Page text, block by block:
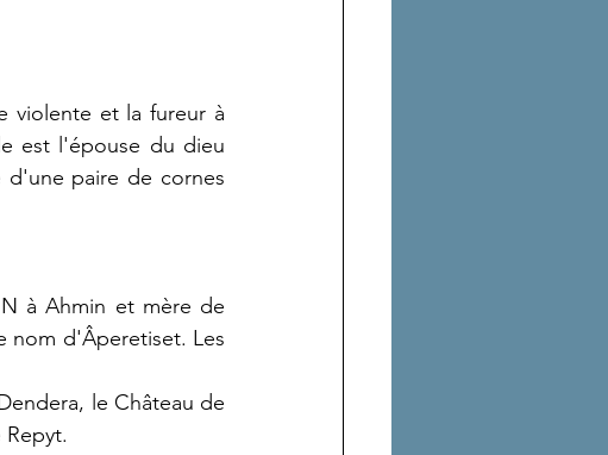
violente et la fureur à
est l'épouse du dieu
paire de cornes
à Ahmin et mère de
nom d'Âperetiset. Les
le Château de